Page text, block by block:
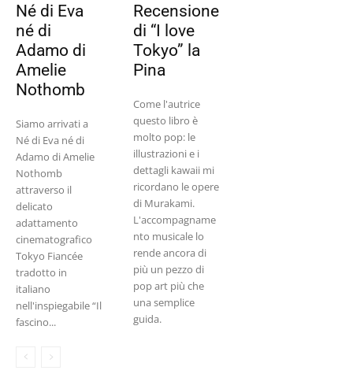
Né di Eva
né di
Adamo di
Amelie
Nothomb
Siamo arrivati a
Né di Eva né di
Adamo di Amelie
Nothomb
attraverso il
delicato
adattamento
cinematografico
Tokyo Fiancée
tradotto in
italiano
nell'inspiegabile “Il
fascino...
Recensione
di “I love
Tokyo” la
Pina
Come l'autrice
questo libro è
molto pop: le
illustrazioni e i
dettagli kawaii mi
ricordano le opere
di Murakami.
L'accompagname
nto musicale lo
rende ancora di
più un pezzo di
pop art più che
una semplice
guida.